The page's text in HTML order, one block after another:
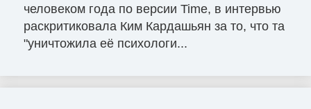
человеком года по версии Time, в интервью
раскритиковала Ким Кардашьян за то, что та
"уничтожила её психологи...